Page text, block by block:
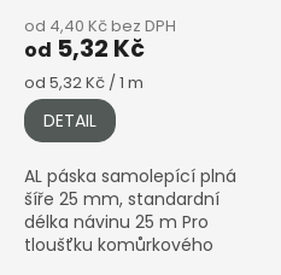
od 4,40 Kč bez DPH
od 5,32 Kč
Měrná
cena:
od 5,32 Kč / 1 m
DETAIL
AL páska samolepící plná
šíře 25 mm, standardní
délka návinu 25 m Pro
tloušťku komůrkového